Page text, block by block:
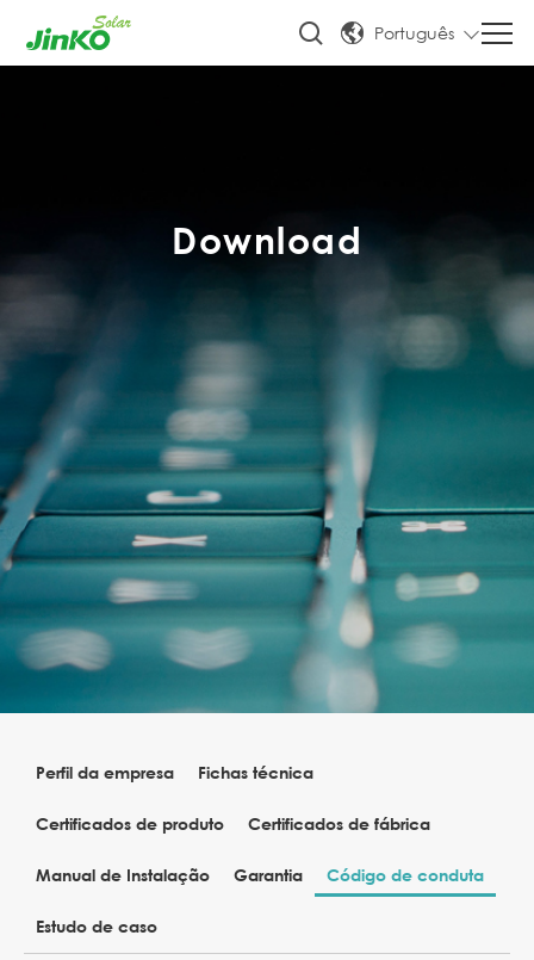
Português
Download
Perfil da empresa Fichas técnica
Certificados de produto Certificados de fábrica
Manual de Instalação Garantia Código de conduta
Estudo de caso